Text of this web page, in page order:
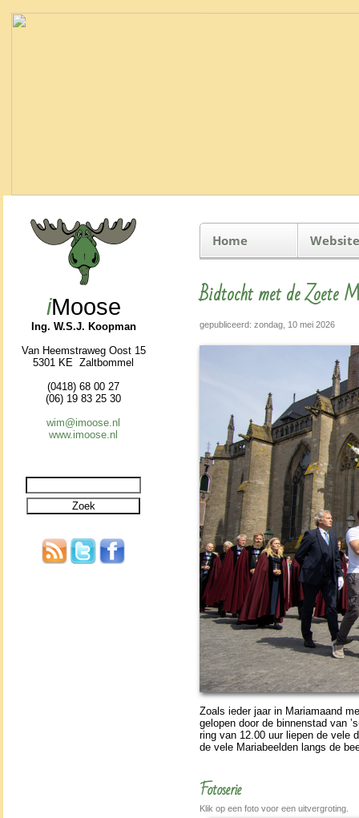
iMoose
Ing. W.S.J. Koopman
Van Heemstraweg Oost 15
5301 KE Zaltbommel
(0418) 68 00 27
(06) 19 83 25 30
wim@imoose.nl
www.imoose.nl
Home
Bidtocht met de Zoete
gepubliceerd: zondag, 10 mei 2026
Zoals ieder jaar in Maria­maand
gelopen door de bin­nen­stad van
ring van 12.00 uur liepen de vele
de vele Maria­beel­den langs de
Fotoserie
Klik op een foto voor een uitvergroting.